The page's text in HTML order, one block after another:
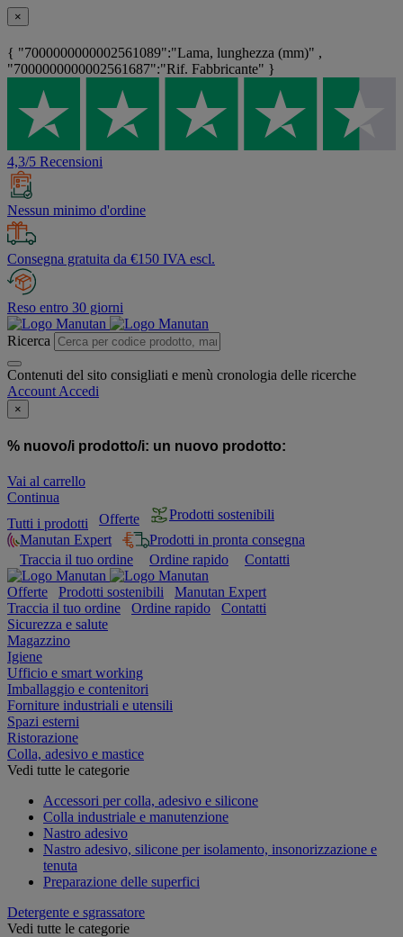
×
{ "7000000000002561089":"Lama, lunghezza (mm)" ,
"7000000000002561687":"Rif. Fabbricante" }
4,3/5 Recensioni
Nessun minimo d'ordine
Consegna gratuita da €150 IVA escl.
Reso entro 30 giorni
Ricerca
Contenuti del sito consigliati e menù cronologia delle ricerche
Account Accedi
×
% nuovo/i prodotto/i: un nuovo prodotto:
Vai al carrello
Continua
Tutti i prodotti
Offerte
Prodotti sostenibili
Manutan Expert
Prodotti in pronta consegna
Traccia il tuo ordine
Ordine rapido Contatti
Offerte Prodotti sostenibili
Manutan Expert
Traccia il tuo ordine
Ordine rapido
Contatti
Sicurezza e salute
Magazzino
Igiene
Ufficio e smart working
Imballaggio e contenitori
Forniture industriali e utensili
Spazi esterni
Ristorazione
Colla, adesivo e mastice
Vedi tutte le categorie
Accessori per colla, adesivo e silicone
Colla industriale e manutenzione
Nastro adesivo
Nastro adesivo, silicone per isolamento, insonorizzazione e
tenuta
Preparazione delle superfici
Detergente e sgrassatore
Vedi tutte le categorie